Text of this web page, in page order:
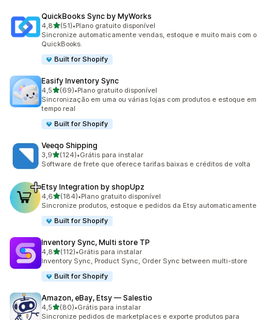
QuickBooks Sync by MyWorks
4,8de 5 estrelas
(51)
51 avaliações ao todo
•Plano gratuito disponível
Sincronize automaticamente vendas, estoque e muito mais com o
QuickBooks.
Built for Shopify
Easify Inventory Sync
4,5de 5 estrelas
(69)
69 avaliações ao todo
•Plano gratuito disponível
Sincronização em uma ou várias lojas com produtos e estoque em
tempo real
Built for Shopify
Veeqo Shipping
3,9de 5 estrelas
(124)
124 avaliações ao todo
•Grátis para instalar
Software de frete que oferece tarifas baixas e créditos de volta
Etsy Integration by shopUpz
4,6de 5 estrelas
(184)
184 avaliações ao todo
•Plano gratuito disponível
Sincronize produtos, estoque e pedidos da Etsy automaticamente
Built for Shopify
Inventory Sync, Multi store TP
4,8de 5 estrelas
(112)
112 avaliações ao todo
•Grátis para instalar
Inventory Sync, Product Sync, Order Sync between multi-store
Built for Shopify
Amazon, eBay, Etsy — Salestio
4,5de 5 estrelas
(80)
80 avaliações ao todo
•Grátis para instalar
Sincronize pedidos de marketplaces e exporte produtos para